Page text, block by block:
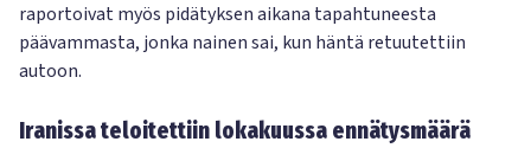
raportoivat myös pidätyksen aikana tapahtuneesta
päävammasta, jonka nainen sai, kun häntä retuutettiin
autoon.
Iranissa teloitettiin lokakuussa ennätysmäärä